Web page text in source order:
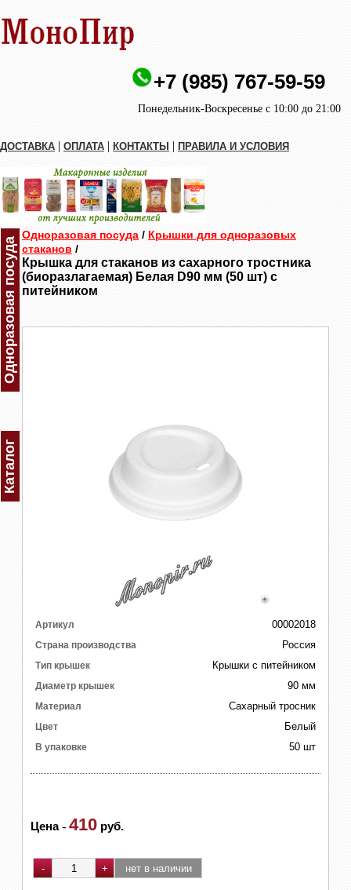
+7 (985) 767-59-59
Понедельник-Воскресенье с 10:00 до 21:00
ДОСТАВКА | ОПЛАТА | КОНТАКТЫ | ПРАВИЛА И УСЛОВИЯ
Одноразовая посуда
Каталог
Одноразовая посуда / Крышки для одноразовых
стаканов /
Крышка для стаканов из сахарного тростника
(биоразлагаемая) Белая D90 мм (50 шт) с
питейником
Артикул 00002018
Страна производства Россия
Тип крышек Крышки с питейником
Диаметр крышек 90 мм
Материал Сахарный тросник
Цвет Белый
В упаковке 50 шт
Цена- 410 руб.